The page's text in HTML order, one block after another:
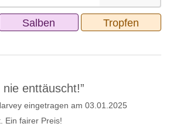
Salben Tropfen
enttäuscht!”
eingetragen am 03.01.2025
Ein fairer Preis!